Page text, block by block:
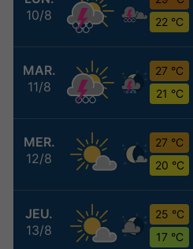
10/8
22 °C
MAR.
11/8
27 °C
21 °C
MER.
12/8
27 °C
20 °C
JEU.
13/8
25 °C
17 °C